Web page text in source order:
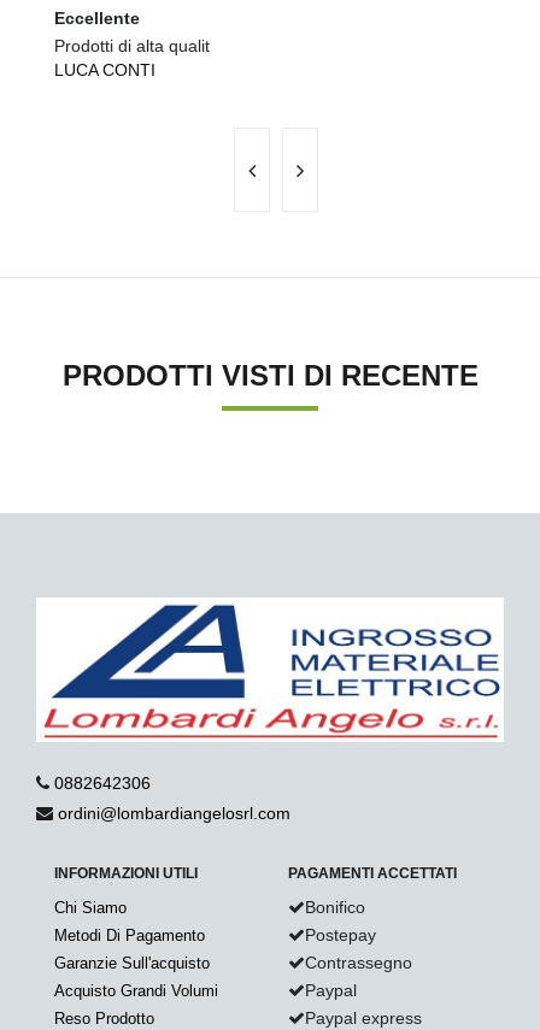
Eccellente
Prodotti di alta qualit
LUCA CONTI
PRODOTTI VISTI DI RECENTE
0882642306
ordini@lombardiangelosrl.com
INFORMAZIONI UTILI
Chi Siamo
Metodi Di Pagamento
Garanzie Sull'acquisto
Acquisto Grandi Volumi
Reso Prodotto
PAGAMENTI ACCETTATI
Bonifico
Postepay
Contrassegno
Paypal
Paypal express